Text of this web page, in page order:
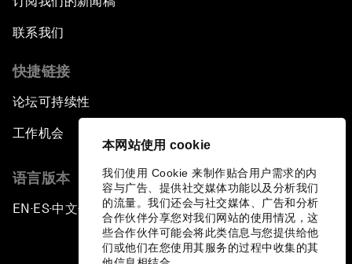
本网站使用 cookie
我们使用 Cookie 来制作贴合用户需求的内
容与广告、提供社交媒体功能以及分析我们
的流量。我们还会与社交媒体、广告和分析
合作伙伴分享您对我们网站的使用情况，这
些合作伙伴可能会将此类信息与您提供给他
们或他们在您使用其服务的过程中收集的其
联系我们
快捷链接
论坛可持续性
工作机会
语言版本
EN ▪ES▪中文▪ 日本語